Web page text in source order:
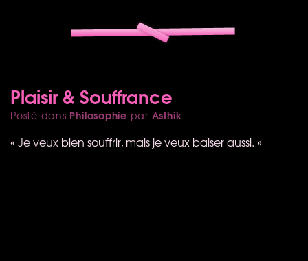
Plaisir & Souffrance
Posté dans Philosophie par Asthik
« Je veux bien souffrir, mais je veux baiser aussi. »